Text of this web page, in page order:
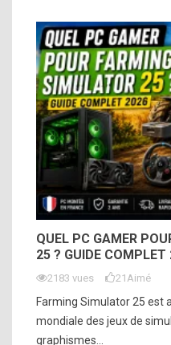
QUEL PC GAMER
25 ? GUIDE COMPLET
2183 vues 21 Aimé
Farming Simulator 25 est
mondiale des jeux de
graphismes...